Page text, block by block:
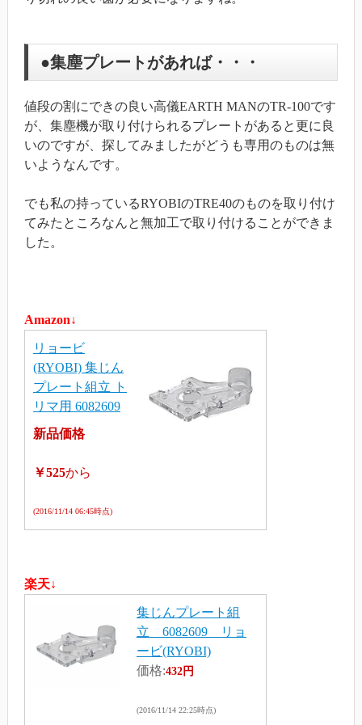
●集塵プレートがあれば・・・
値段の割にできの良い高儀EARTH MANのTR-100です
が、集塵機が取り付けられるプレートがあると更に良
いのですが、探してみましたがどうも専用のものは無
いようなんです。
でも私の持っているRYOBIのTRE40のものを取り付け
てみたところなんと無加工で取り付けることができま
した。
Amazon↓
リョービ
(RYOBI) 集じん
プレート組立 ト
リマ用 6082609
新品価格
￥525から
(2016/11/14 06:45時点)
楽天↓
集じんプレート組
立 6082609 リョ
ービ(RYOBI)
価格:432円
(2016/11/14 22:25時点)